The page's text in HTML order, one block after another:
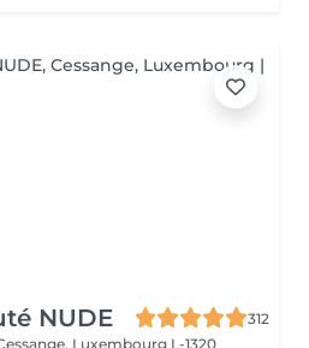
NUDE
312
Luxembourg L-1320